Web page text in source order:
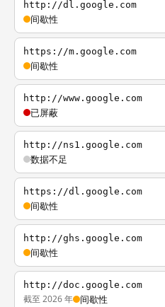
http://dl.google.com
间歇性
https://m.google.com
间歇性
http://www.google.com
已屏蔽
http://ns1.google.com
数据不足
https://dl.google.com
间歇性
http://ghs.google.com
间歇性
http://doc.google.com
截至 2026 年 间歇性